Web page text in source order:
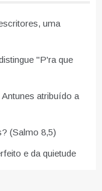
uma
"P'ra que
atribuído a
(Salmo 8,5)
e da quietude